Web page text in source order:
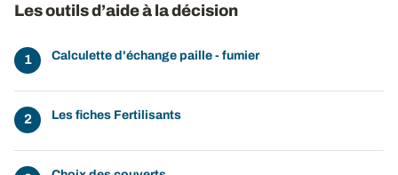
Les outils d’aide à la décision
Calculette d'échange paille - fumier
Les fiches Fertilisants